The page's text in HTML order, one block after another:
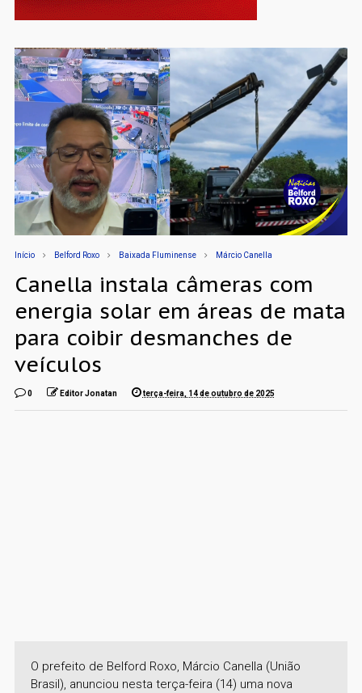
Início Belford Roxo Baixada Fluminense Márcio Canella
Canella instala câmeras com
energia solar em áreas de mata
para coibir desmanches de
veículos
0 Editor Jonatan terça-feira, 14 de outubro de 2025
O prefeito de Belford Roxo, Márcio Canella (União
Brasil), anunciou nesta terça-feira (14) uma nova